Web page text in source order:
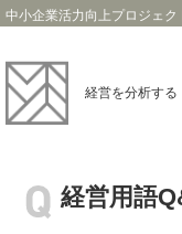
中小企業活力向上プロジェク
経営を分析する
経営用語